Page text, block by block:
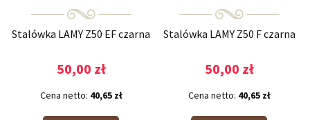
Stalówka LAMY Z50 EF czarna
50,00 zł
Cena netto: 40,65 zł
Stalówka LAMY Z50 F czarna
50,00 zł
Cena netto: 40,65 zł